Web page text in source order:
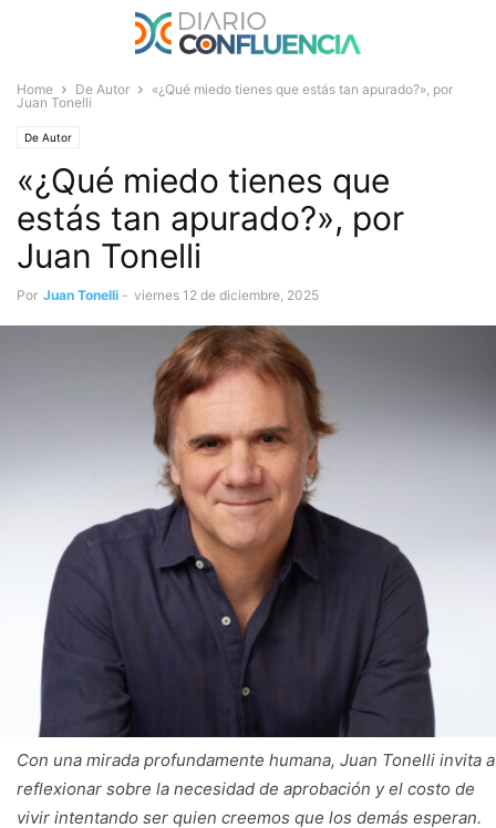
Home De Autor
«¿Qué miedo tienes que estás tan apurado?», por
Juan Tonelli
De Autor
«¿Qué miedo tienes que
estás tan apurado?», por
Juan Tonelli
Por Juan Tonelli - viernes 12 de diciembre, 2025
Con una mirada profundamente humana, Juan Tonelli invita a
reflexionar sobre la necesidad de aprobación y el costo de
vivir intentando ser quien creemos que los demás esperan.